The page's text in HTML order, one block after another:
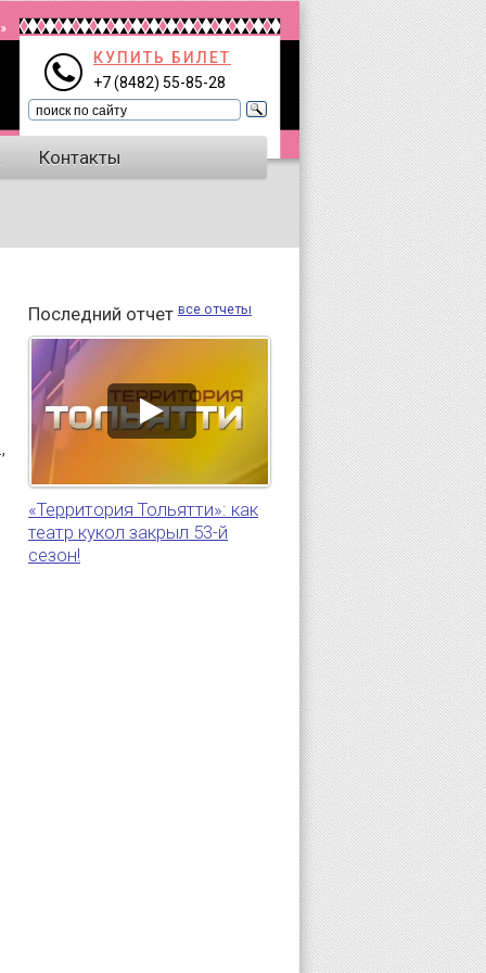
КУПИТЬ БИЛЕТ
+7 (8482) 55-85-28
Контакты
Последний отчет все отчеты
«Территория Тольятти»: как
театр кукол закрыл 53-й
сезон!